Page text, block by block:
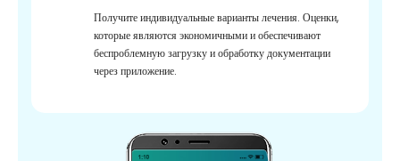
Получите индивидуальные варианты лечения. Оценки,
которые являются экономичными и обеспечивают
беспроблемную загрузку и обработку документации
через приложение.